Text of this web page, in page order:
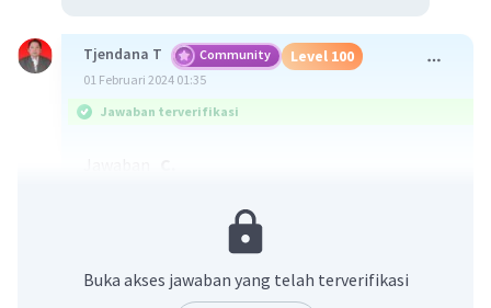
Tjendana T Community Level 100
01 Februari 2024 01:35
Jawaban terverifikasi
Perhatikan sudut siku L
(4x - 5°) + (3x - 10°) = 90°
<=> 7x - 15° = 90°
Buka akses jawaban yang telah terverifikasi